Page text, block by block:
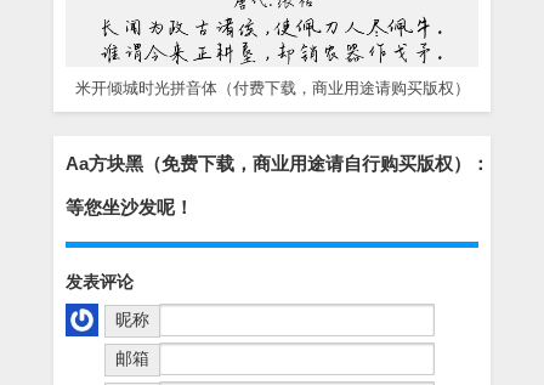
米开倾城时光拼音体（付费下载，商业用途请购买版权）
Aa方块黑（免费下载，商业用途请自行购买版权）：
等您坐沙发呢！
发表评论
昵称
邮箱